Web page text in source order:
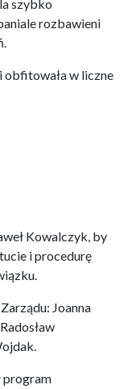
szybko
rozbawieni
obfitowała w liczne
Kowalczyk, by
i procedurę
Joanna
program